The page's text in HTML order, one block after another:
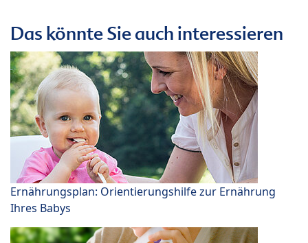
Das könnte Sie auch interessieren
Ernährungsplan: Orientierungshilfe zur Ernährung
Ihres Babys